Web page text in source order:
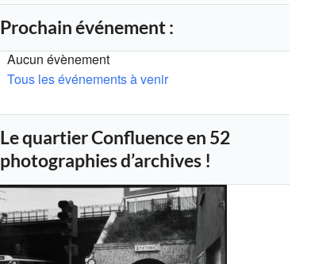
Prochain événement :
Aucun évènement
Tous les événements à venir
Le quartier Confluence en 52
photographies d’archives !